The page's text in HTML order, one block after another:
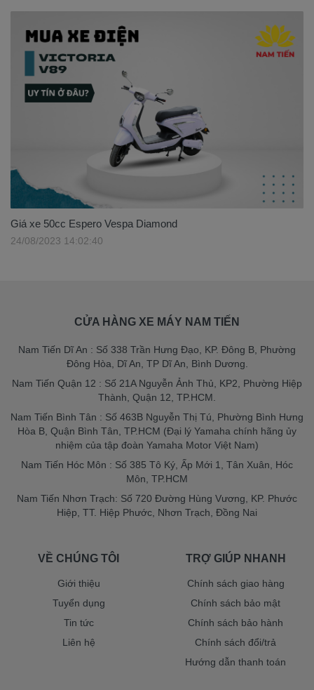
Giá xe 50cc Espero Vespa Diamond
24/08/2023 14:02:40
CỬA HÀNG XE MÁY NAM TIẾN
Nam Tiến Dĩ An : Số 338 Trần Hưng Đạo, KP. Đông B, Phường
Đông Hòa, Dĩ An, TP Dĩ An, Bình Dương.
Nam Tiến Quận 12 : Số 21A Nguyễn Ảnh Thủ, KP2, Phường Hiệp
Thành, Quận 12, TP.HCM.
Nam Tiến Bình Tân : Số 463B Nguyễn Thị Tú, Phường Bình Hưng
Hòa B, Quận Bình Tân, TP.HCM (Đại lý Yamaha chính hãng ủy
nhiệm của tập đoàn Yamaha Motor Việt Nam)
Nam Tiến Hóc Môn : Số 385 Tô Ký, Ấp Mới 1, Tân Xuân, Hóc
Môn, TP.HCM
Nam Tiến Nhơn Trạch: Số 720 Đường Hùng Vương, KP. Phước
Hiệp, TT. Hiệp Phước, Nhơn Trạch, Đồng Nai
VỀ CHÚNG TÔI
Giới thiệu
Tuyển dụng
Tin tức
Liên hệ
TRỢ GIÚP NHANH
Chính sách giao hàng
Chính sách bảo mật
Chính sách bảo hành
Chính sách đổi/trả
Hướng dẫn thanh toán